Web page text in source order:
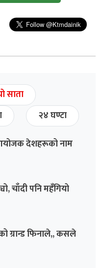
साता
२४ घण्टा
देशहरूको नाम
चाँदी पनि महँगियो
ग्रान्ड फिनाले,, कसले